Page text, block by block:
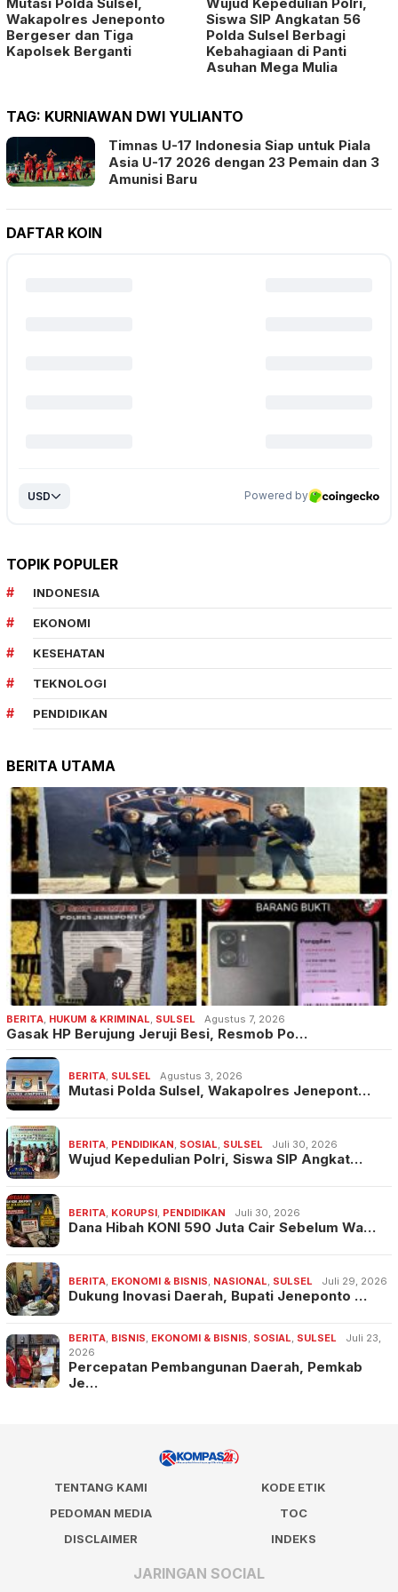
Wakapolres Jeneponto
Bergeser dan Tiga
Kapolsek Berganti
Siswa SIP Angkatan 56
Polda Sulsel Berbagi
Kebahagiaan di Panti
Asuhan Mega Mulia
TAG: KURNIAWAN DWI YULIANTO
Timnas U-17 Indonesia Siap untuk Piala
Asia U-17 2026 dengan 23 Pemain dan 3
Amunisi Baru
DAFTAR KOIN
TOPIK POPULER
INDONESIA
EKONOMI
KESEHATAN
TEKNOLOGI
PENDIDIKAN
BERITA UTAMA
BERITA HUKUM & KRIMINAL SULSEL Agustus 7, 2026
Gasak HP Berujung Jeruji Besi, Resmob Po…
BERITA SULSEL Agustus 3, 2026
Mutasi Polda Sulsel, Wakapolres Jenepont…
BERITA PENDIDIKAN SOSIAL SULSEL Juli 30, 2026
Wujud Kepedulian Polri, Siswa SIP Angkat…
BERITA KORUPSI PENDIDIKAN Juli 30, 2026
Dana Hibah KONI 590 Juta Cair Sebelum Wa…
BERITA EKONOMI & BISNIS NASIONAL SULSEL Juli 29, 2026
Dukung Inovasi Daerah, Bupati Jeneponto …
BERITA BISNIS EKONOMI & BISNIS SOSIAL SULSEL
Juli 23,
2026
Percepatan Pembangunan Daerah, Pemkab
Je…
TENTANG KAMI
KODE ETIK
PEDOMAN MEDIA
TOC
DISCLAIMER
INDEKS
JARINGAN SOCIAL